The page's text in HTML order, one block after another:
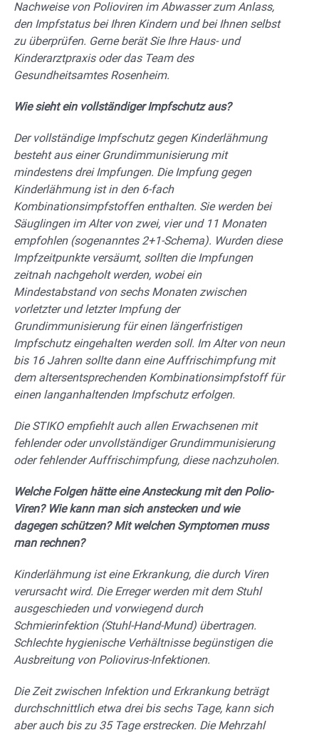
Nachweise von Polioviren im Abwasser zum Anlass,
den Impfstatus bei Ihren Kindern und bei Ihnen selbst
zu überprüfen. Gerne berät Sie Ihre Haus- und
Kinderarztpraxis oder das Team des
Gesundheitsamtes Rosenheim.
Wie sieht ein vollständiger Impfschutz aus?
Der vollständige Impfschutz gegen Kinderlähmung
besteht aus einer Grundimmunisierung mit
mindestens drei Impfungen. Die Impfung gegen
Kinderlähmung ist in den 6-fach
Kombinationsimpfstoffen enthalten. Sie werden bei
Säuglingen im Alter von zwei, vier und 11 Monaten
empfohlen (sogenanntes 2+1-Schema). Wurden diese
Impfzeitpunkte versäumt, sollten die Impfungen
zeitnah nachgeholt werden, wobei ein
Mindestabstand von sechs Monaten zwischen
vorletzter und letzter Impfung der
Grundimmunisierung für einen längerfristigen
Impfschutz eingehalten werden soll. Im Alter von neun
bis 16 Jahren sollte dann eine Auffrischimpfung mit
dem altersentsprechenden Kombinationsimpfstoff für
einen langanhaltenden Impfschutz erfolgen.
Die STIKO empfiehlt auch allen Erwachsenen mit
fehlender oder unvollständiger Grundimmunisierung
oder fehlender Auffrischimpfung, diese nachzuholen.
Welche Folgen hätte eine Ansteckung mit den Polio-
Viren? Wie kann man sich anstecken und wie
dagegen schützen? Mit welchen Symptomen muss
man rechnen?
Kinderlähmung ist eine Erkrankung, die durch Viren
verursacht wird. Die Erreger werden mit dem Stuhl
ausgeschieden und vorwiegend durch
Schmierinfektion (Stuhl-Hand-Mund) übertragen.
Schlechte hygienische Verhältnisse begünstigen die
Ausbreitung von Poliovirus-Infektionen.
Die Zeit zwischen Infektion und Erkrankung beträgt
durchschnittlich etwa drei bis sechs Tage, kann sich
aber auch bis zu 35 Tage erstrecken. Die Mehrzahl